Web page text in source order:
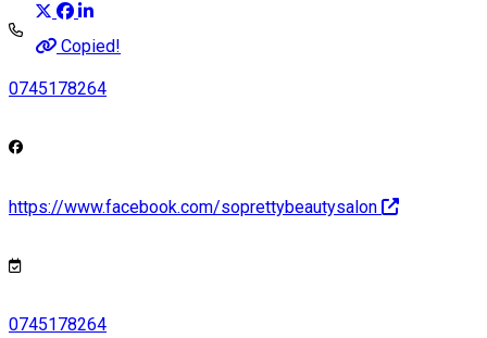
Copied!
0745178264
https://www.facebook.com/soprettybeautysalon
0745178264